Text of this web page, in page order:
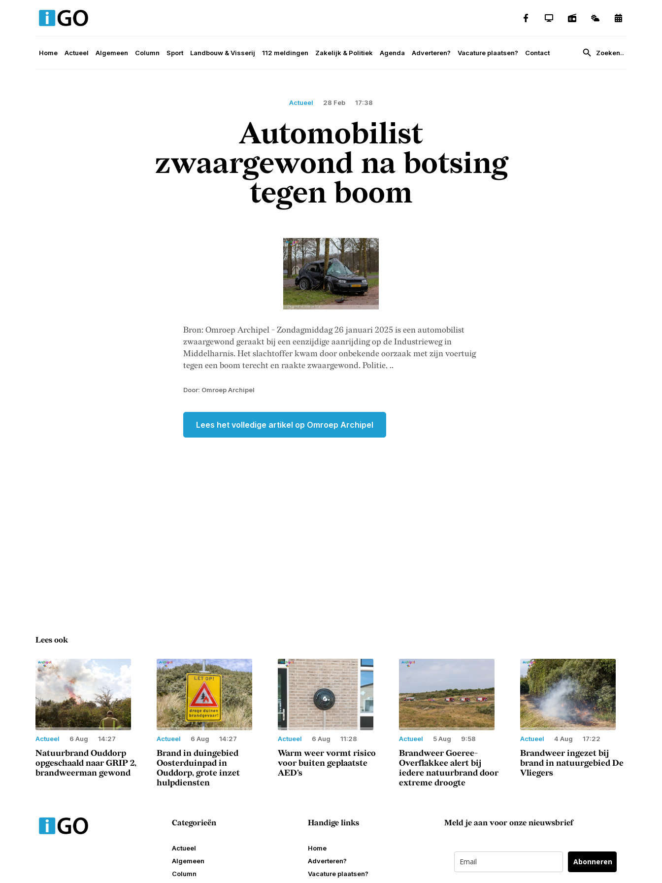
Home Actueel Algemeen Column Sport Landbouw & Visserij 112 meldingen Zakelijk & Politiek Agenda Adverteren? Vacature plaatsen? Contact
Actueel 28 Feb 17:38
Automobilist
zwaargewond na botsing
tegen boom
Bron: Omroep Archipel - Zondagmiddag 26 januari 2025 is een automobilist
zwaargewond geraakt bij een eenzijdige aanrijding op de Industrieweg in
Middelharnis. Het slachtoffer kwam door onbekende oorzaak met zijn voertuig
tegen een boom terecht en raakte zwaargewond. Politie, ..
Door: Omroep Archipel
Lees het volledige artikel op Omroep Archipel
Lees ook
Actueel 6 Aug 14:27
Natuurbrand Ouddorp
opgeschaald naar GRIP 2,
brandweerman gewond
Actueel 6 Aug 14:27
Brand in duingebied
Oosterduinpad in
Ouddorp, grote inzet
hulpdiensten
Actueel 6 Aug 11:28
Warm weer vormt risico
voor buiten geplaatste
AED's
Actueel 5 Aug 9:58
Brandweer Goeree-
Overflakkee alert bij
iedere natuurbrand door
extreme droogte
Actueel 4 Aug 17:22
Brandweer ingezet bij
brand in natuurgebied De
Vliegers
Categorieën
Actueel
Algemeen
Column
Handige links
Home
Adverteren?
Vacature plaatsen?
Meld je aan voor onze nieuwsbrief
Abonneren